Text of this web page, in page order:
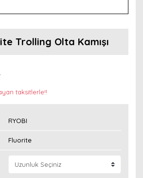
Trolling Olta Kamışı
taksitlerle!!
RYOBI
Fluorite